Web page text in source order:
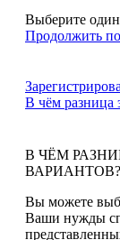
Выберите
Продолжить
В чём разница
В ЧЁМ
ВАРИАНТОВ?
Вы можете
Ваши нужды